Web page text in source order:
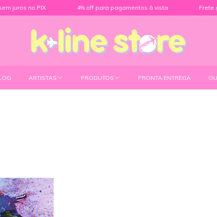
no PIX 4% off para pagamentos à vista Frete grátis
ARTISTAS PRODUTOS PRONTA ENTREGA